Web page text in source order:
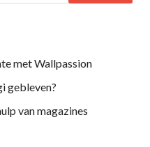
met Wallpassion
gebleven?
van magazines